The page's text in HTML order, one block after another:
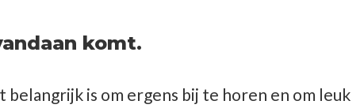
komt.
is om ergens bij te horen en om leuk